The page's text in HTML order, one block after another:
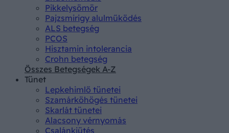
Pikkelysömör
Pajzsmirigy alulműködés
ALS betegség
PCOS
Hisztamin intolerancia
Crohn betegség
Összes Betegségek A-Z
Tünet
Lepkehimlő tünetei
Szamárköhögés tünetei
Skarlát tünetei
Alacsony vérnyomás
Csalánkiütés